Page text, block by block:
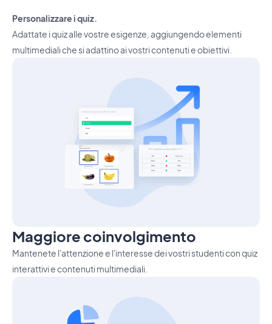
Personalizzare i quiz.
Adattate i quiz alle vostre esigenze, aggiungendo elementi
multimediali che si adattino ai vostri contenuti e obiettivi.
Maggiore coinvolgimento
Mantenete l'attenzione e l'interesse dei vostri studenti con quiz
interattivi e contenuti multimediali.